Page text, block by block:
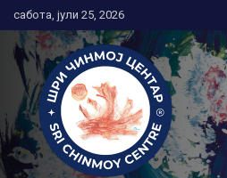
to
content
сабота, јули 25, 2026